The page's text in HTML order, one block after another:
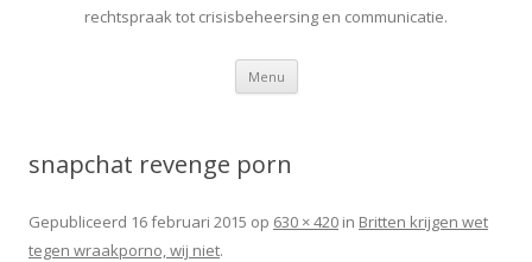
rechtspraak tot crisisbeheersing en communicatie.
Menu Spring
inhoud
snapchat revenge porn
Gepubliceerd 16 februari 2015 op 630 × 420 in Britten krijgen wet
tegen wraakporno, wij niet.